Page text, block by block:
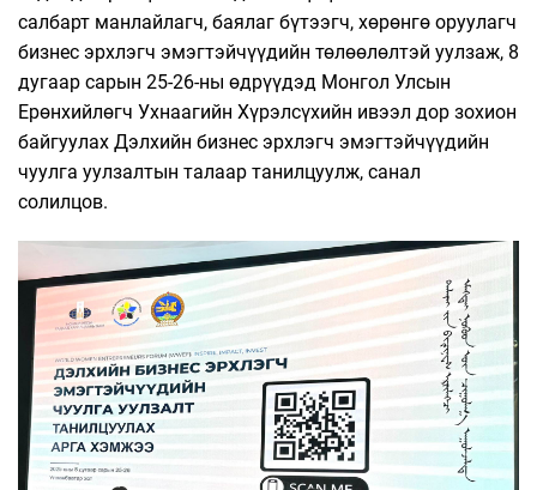
салбарт манлайлагч, баялаг бүтээгч, хөрөнгө оруулагч
бизнес эрхлэгч эмэгтэйчүүдийн төлөөлөлтэй уулзаж, 8
дугаар сарын 25-26-ны өдрүүдэд Монгол Улсын
Ерөнхийлөгч Ухнаагийн Хүрэлсүхийн ивээл дор зохион
байгуулах Дэлхийн бизнес эрхлэгч эмэгтэйчүүдийн
чуулга уулзалтын талаар танилцуулж, санал
солилцов.